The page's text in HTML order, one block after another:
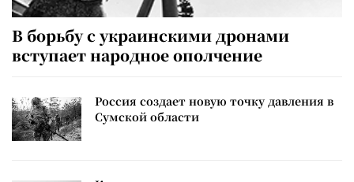
В борьбу с украинскими дронами
вступает народное ополчение
Россия создает новую точку давления в
Сумской области